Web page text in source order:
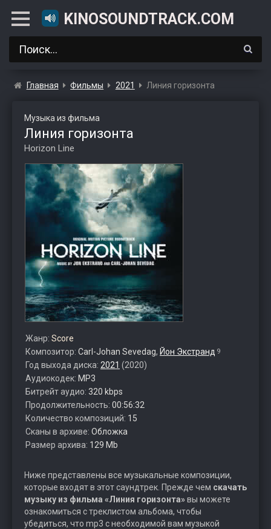
KINOSOUNDTRACK.COM
Главная Фильмы 2021 Линия горизонта
Музыка из фильма
Линия горизонта
Horizon Line
Жанр: Score
Композитор: Carl-Johan Sevedag, Йон Экстранд 9
Год выхода диска: 2021 (2020)
Аудиокодек: MP3
Битрейт аудио: 320 kbps
Продолжительность: 00:56:32
Количество композиций: 15
Сканы в архиве: Обложка
Размер архива: 129 Mb
Ниже представлены все музыкальные композиции,
которые входят в этот саундтрек. Прежде чем скачать
музыку из фильма «Линия горизонта»вы можете
ознакомиться с треклистом альбома, чтобы
убедиться, что mp3 с необходимой вам музыкой